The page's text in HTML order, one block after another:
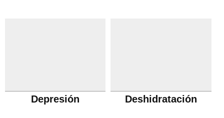
Depresión Deshidratación